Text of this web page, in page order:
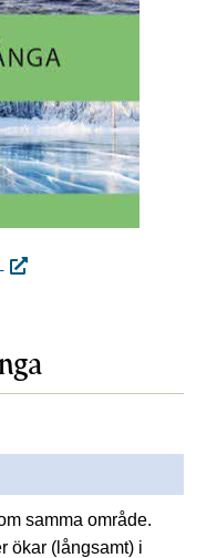
LÄTT OM- IS VATTEN ÅNGA
samma område.
ökar (långsamt) i